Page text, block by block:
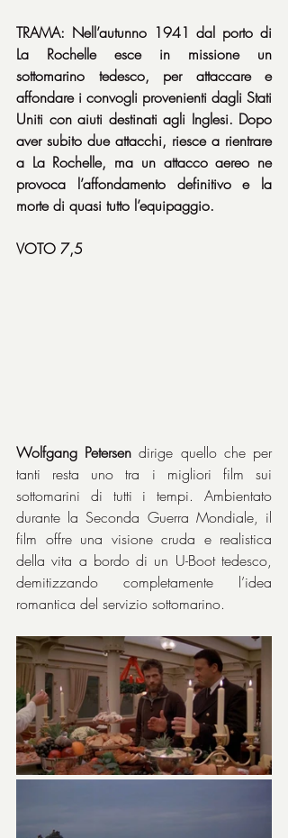
TRAMA: Nell’autunno 1941 dal porto di
La Rochelle esce in missione un
sottomarino tedesco, per attaccare e
affondare i convogli provenienti dagli Stati
Uniti con aiuti destinati agli Inglesi. Dopo
aver subito due attacchi, riesce a rientrare
a La Rochelle, ma un attacco aereo ne
provoca l’affondamento definitivo e la
morte di quasi tutto l’equipaggio.
VOTO 7,5
Wolfgang Petersen dirige quello che per
tanti resta uno tra i migliori film sui
sottomarini di tutti i tempi. Ambientato
durante la Seconda Guerra Mondiale, il
film offre una visione cruda e realistica
della vita a bordo di un U-Boot tedesco,
demitizzando completamente l’idea
romantica del servizio sottomarino.